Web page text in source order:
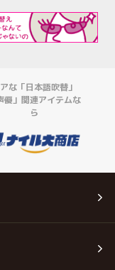
な「日本語吹替」
優」関連アイテムな
ら